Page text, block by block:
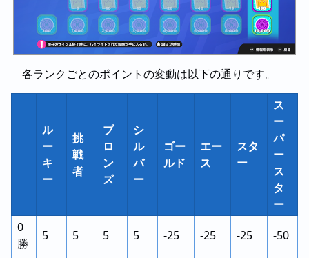
各ランクごとのポイントの変動は以下の通りです。
ル
ー
キ
ー
挑
戦
者
ブ
ロ
ン
ズ
シ
ル
バ
ー
ゴー
ルド
エー
ス
スタ
ー
ス
ー
パ
ー
ス
タ
ー
0
勝
5 5 5 5 -25 -25 -25 -50